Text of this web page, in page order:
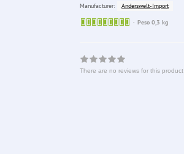
Manufacturer:
Anderswelt-Import
Sofort
Peso 0,3 kg
There are no reviews for this product